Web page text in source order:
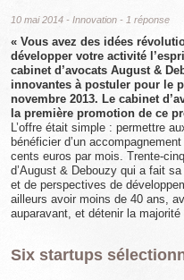
10 mai 2014 - Innovation - 1 réponse
« Vous avez des idées
développer votre activité
cabinet d’avocats August &
innovantes à postuler pour le
novembre 2013. Le cabinet
la première promotion de ce
L’offre était simple : permettre
bénéficier d’un
cents euros par mois. Trente-
d’August & Debouzy qui a fait
et de perspectives de
ailleurs avoir moins de 40 ans,
auparavant, et détenir la majorité
Six startups